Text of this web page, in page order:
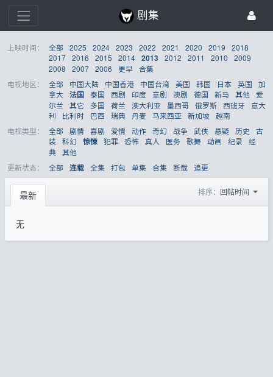
剧集
上映时间： 全部 2025 2024 2023 2022 2021 2020 2019
2018
2017 2016 2015 2014 2013 2012 2011 2010
2009
2008
2007 2006 更早 合集
电视地区：
全部 中国大陆 中国香港 中国台湾 美国 韩国 日本 英国
加
拿大 法国 泰国 西剧 印度 意剧 澳剧 德国 新马 其他
爱
尔兰
其它 多国 荷兰 澳大利亚 墨西哥 俄罗斯 西班牙
意大
利
比利时 巴西 瑞典 丹麦 马来西亚 新加坡 越南
电视类型：
全部 剧情 喜剧 爱情 动作 奇幻 战争 武侠 悬疑 历史
古
装 科幻 惊悚 犯罪 恐怖 真人 医务 歌舞 动画 纪录 经
典 其他
更新状态：
全部 连载 全集 打包 单集 合集 断载 追更
最新 排序： 回帖时间
无